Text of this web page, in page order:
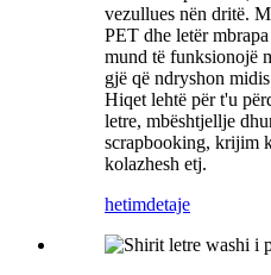
vezullues nën dritë.
PET dhe letër
mund të funksionojë
gjë që ndryshon
Hiqet lehtë për t'u
letre, mbështjellje
scrapbooking, krijim
kolazhesh etj.
hetimdetaje